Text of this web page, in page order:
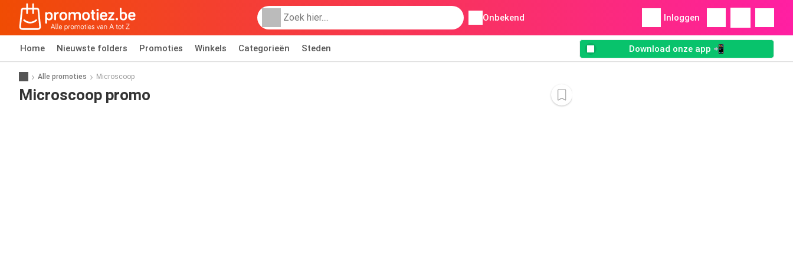
Onbekend Inloggen
Home Nieuwste folders Promoties Winkels Categorieën Steden Download onze app 📲
Alle promoties Microscoop
Microscoop promo